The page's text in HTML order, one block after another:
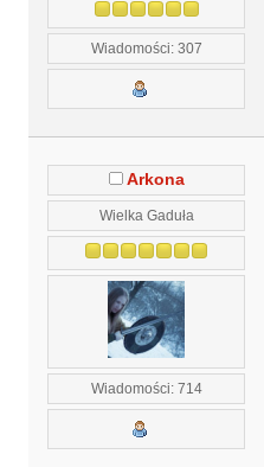
Wiadomości: 307
Arkona
Wielka Gaduła
Wiadomości: 714